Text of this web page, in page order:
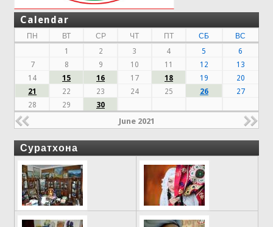
Calendar
ПН ВТ СР ЧТ ПТ СБ
ВС
1
2 3 4 5
6
7
8 9 10 11 12
13
14
15 16 17 18 19
20
21
22 23 24 25 26
27
28
29 30
June 2021
Суратхона